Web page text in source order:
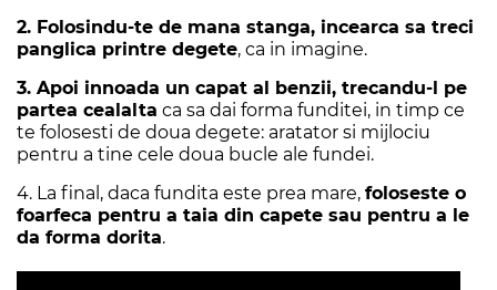
2. Folosindu-te de mana stanga, incearca sa treci
panglica printre degete, ca in imagine.
3. Apoi innoada un capat al benzii, trecandu-l pe
partea cealalta ca sa dai forma funditei, in timp ce
te folosesti de doua degete: aratator si mijlociu
pentru a tine cele doua bucle ale fundei.
4. La final, daca fundita este prea mare, foloseste o
foarfeca pentru a taia din capete sau pentru a le
da forma dorita.